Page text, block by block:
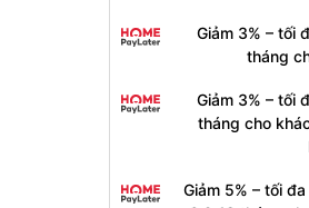
Giảm 3% – tối
tháng
Giảm 3% – tối
tháng cho
Giảm 5% – tối